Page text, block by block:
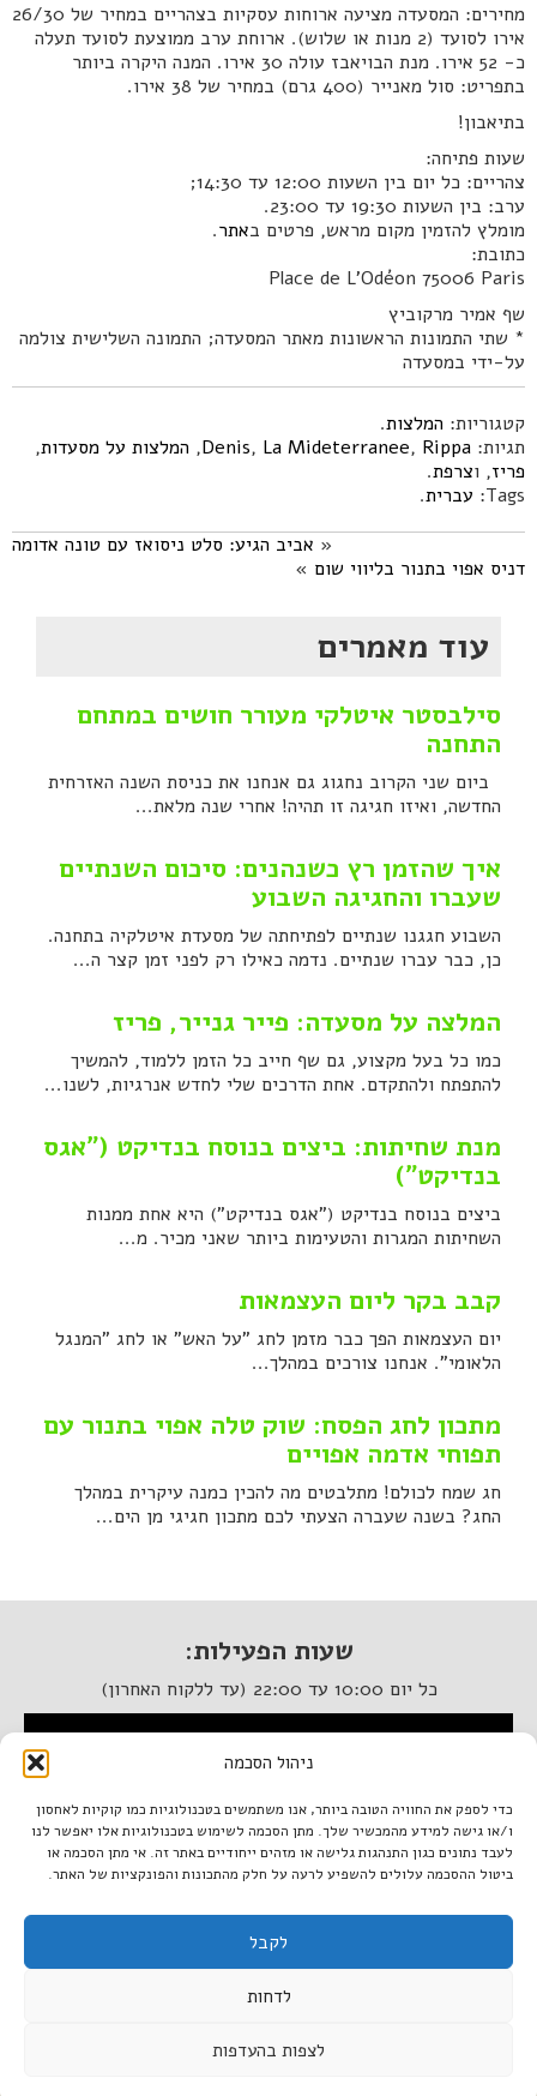
ניהול הסכמה
כדי לספק את החוויה הטובה ביותר, אנו משתמשים בטכנולוגיות כמו קוקיות לאחסון
ו/או גישה למידע מהמכשיר שלך. מתן הסכמה לשימוש בטכנולוגיות אלו יאפשר לנו
לעבד נתונים כגון התנהגות גלישה או מזהים ייחודיים באתר זה. אי מתן הסכמה או
ביטול ההסכמה עלולים להשפיע לרעה על חלק מהתכונות והפונקציות של האתר.
לקבל
לדחות
לצפות בהעדפות
מחירים: המסעדה מציעה ארוחות עסקיות בצהריים במחיר של 26/30
אירו לסועד (2 מנות או שלוש). ארוחת ערב ממוצעת לסועד תעלה
כ- 52 אירו. מנת הבויאבז עולה 30 אירו. המנה היקרה ביותר
בתפריט: סול מאנייר (400 גרם) במחיר של 38 אירו.
בתיאבון!
שעות פתיחה:
צהריים: כל יום בין השעות 12:00 עד 14:30;
ערב: בין השעות 19:30 עד 23:00.
מומלץ להזמין מקום מראש, פרטים באתר.
כתובת:
Place de L'Odéon 75006 Paris
שף אמיר מרקוביץ
* שתי התמונות הראשונות מאתר המסעדה; התמונה השלישית צולמה
על-ידי במסעדה
קטגוריות: המלצות.
תגיות:
Denis, La Mideterranee, Rippa
, המלצות על מסעדות,
פריז, וצרפת.
Tags: עברית.
« אביב הגיע: סלט ניסואז עם טונה אדומה
דניס אפוי בתנור בליווי שום »
עוד מאמרים
סילבסטר איטלקי מעורר חושים במתחם
התחנה
ביום שני הקרוב נחגוג גם אנחנו את כניסת השנה האזרחית
החדשה, ואיזו חגיגה זו תהיה! אחרי שנה מלאת...
איך שהזמן רץ כשנהנים: סיכום השנתיים
שעברו והחגיגה השבוע
השבוע חגגנו שנתיים לפתיחתה של מסעדת איטלקיה בתחנה.
כן, כבר עברו שנתיים. נדמה כאילו רק לפני זמן קצר ה...
המלצה על מסעדה: פייר גנייר, פריז
כמו כל בעל מקצוע, גם שף חייב כל הזמן ללמוד, להמשיך
להתפתח ולהתקדם. אחת הדרכים שלי לחדש אנרגיות, לשנו...
מנת שחיתות: ביצים בנוסח בנדיקט ("אגס
בנדיקט")
ביצים בנוסח בנדיקט ("אגס בנדיקט") היא אחת ממנות
השחיתות המגרות והטעימות ביותר שאני מכיר. מ...
קבב בקר ליום העצמאות
יום העצמאות הפך כבר מזמן לחג "על האש" או לחג "המנגל
הלאומי". אנחנו צורכים במהלך...
מתכון לחג הפסח: שוק טלה אפוי בתנור עם
תפוחי אדמה אפויים
חג שמח לכולם! מתלבטים מה להכין כמנה עיקרית במהלך
החג? בשנה שעברה הצעתי לכם מתכון חגיגי מן הים...
שעות הפעילות:
כל יום 10:00 עד 22:00 (עד ללקוח האחרון)
המסעדה נגישה לנכים
איטלקיה בתחנה
מתחם התחנה, תל אביב.
טל. 03-933-1922
italiantlv@gmail.com
דרושים באיטלקיה